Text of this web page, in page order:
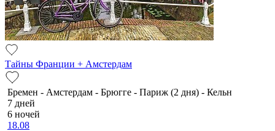
Тайны Франции + Амстердам
Бремен - Амстердам - Брюгге - Париж (2 дня) - Кельн
7 дней
6 ночей
18.08